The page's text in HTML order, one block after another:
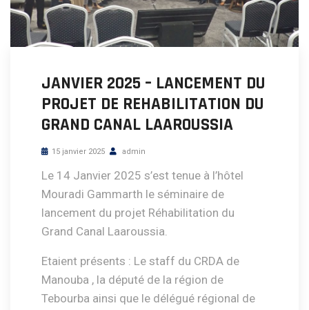
JANVIER 2025 – LANCEMENT DU
PROJET DE REHABILITATION DU
GRAND CANAL LAAROUSSIA
15 janvier 2025 admin
Le 14 Janvier 2025 s’est tenue à l’hôtel
Mouradi Gammarth le séminaire de
lancement du projet Réhabilitation du
Grand Canal Laaroussia.
Etaient présents : Le staff du CRDA de
Manouba , la député de la région de
Tebourba ainsi que le délégué régional de